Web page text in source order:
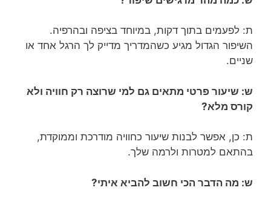
ת: לפעמים בתוך דקות, במיוחד בציפה ובהרפיה.
השיפור הגדול מגיע כשהמדריך מדייק לך הרגל אחד או
שניים.
ש: שיעור פרטי מתאים גם למי שרוצה רק חוויה ולא
קורס מלא?
ת: כן, אפשר לבנות שיעור כחוויה מודרכת וממוקדת,
בהתאם למטרות ולרמה שלך.
ש: מה הדבר הכי חשוב להביא איתי?